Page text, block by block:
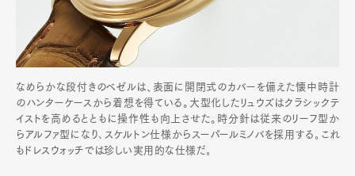
なめらかな段付きのベゼルは、表面に開閉式のカバーを備えた懐中時計
のハンターケースから着想を得ている。大型化したリュウズはクラシックテ
イストを高めるとともに操作性も向上させた。時分針は従来のリーフ型か
らアルファ型になり､スケルトン仕様からスーパールミノバを採用する｡これ
もドレスウォッチでは珍しい実用的な仕様だ｡